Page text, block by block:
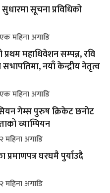
सूचना प्रविधिको
एक महिना अगाडि
प्रथम महाधिवेशन सम्पन्न, रवि
नयाँ केन्द्रीय नेतृत्व
एक महिना अगाडि
गेम्स पुरुष क्रिकेट छनोट
च्याम्पियन
२ महिना अगाडि
प्रमाणपत्र घरघमै पुर्याउदै
२ महिना अगाडि